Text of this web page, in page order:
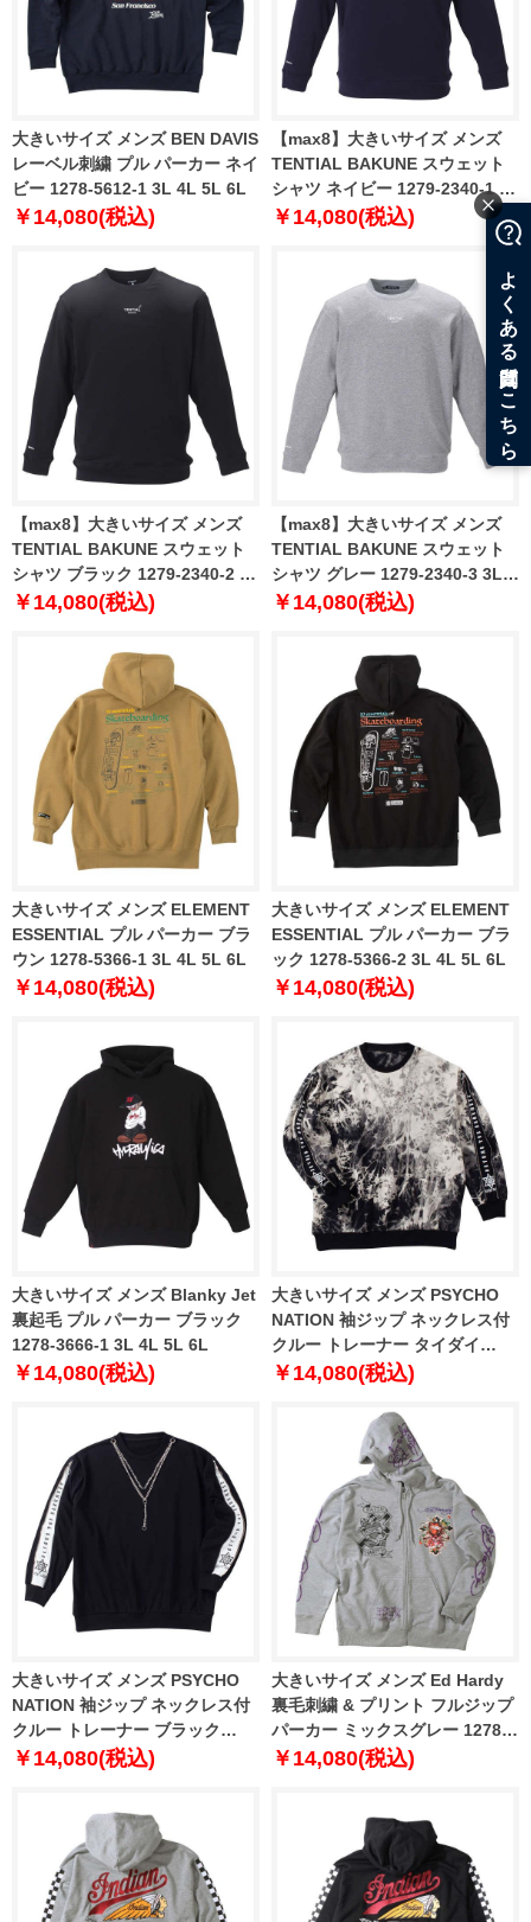
大きいサイズ メンズ BEN DAVIS
レーベル刺繍 プル パーカー ネイ
ビー 1278-5612-1 3L 4L 5L 6L
￥14,080(税込)
【max8】大きいサイズ メンズ
TENTIAL BAKUNE スウェット
シャツ ネイビー 1279-2340-1 3L
4L 5L 6L 7L 8L
￥14,080(税込)
【max8】大きいサイズ メンズ
TENTIAL BAKUNE スウェット
シャツ ブラック 1279-2340-2 3L
4L 5L 6L 7L 8L
￥14,080(税込)
【max8】大きいサイズ メンズ
TENTIAL BAKUNE スウェット
シャツ グレー 1279-2340-3 3L
4L 5L 6L 7L 8L
￥14,080(税込)
大きいサイズ メンズ ELEMENT
ESSENTIAL プル パーカー ブラ
ウン 1278-5366-1 3L 4L 5L 6L
￥14,080(税込)
大きいサイズ メンズ ELEMENT
ESSENTIAL プル パーカー ブラ
ック 1278-5366-2 3L 4L 5L 6L
￥14,080(税込)
大きいサイズ メンズ Blanky Jet
裏起毛 プル パーカー ブラック
1278-3666-1 3L 4L 5L 6L
￥14,080(税込)
大きいサイズ メンズ PSYCHO
NATION 袖ジップ ネックレス付
クルー トレーナー タイダイ
1278-4305-1 3L 4L 5L 6L
￥14,080(税込)
大きいサイズ メンズ PSYCHO
NATION 袖ジップ ネックレス付
クルー トレーナー ブラック
1278-4305-2 3L 4L 5L 6L
￥14,080(税込)
大きいサイズ メンズ Ed Hardy
裏毛刺繍 & プリント フルジップ
パーカー ミックスグレー 1278-
3336-1 3L 4L 5L 6L
￥14,080(税込)